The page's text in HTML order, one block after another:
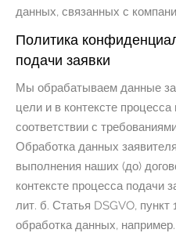
данных, связанных с
Политика
подачи заявки
Мы обрабатываем данные
цели и в контексте процесса
соответствии с
Обработка данных
выполнения наших (до)
контексте процесса подачи
лит. б. Статья DSGVO, пункт
обработка данных,